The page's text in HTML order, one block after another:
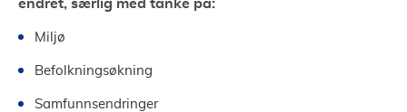
Miljø
Befolkningsøkning
Samfunnsendringer